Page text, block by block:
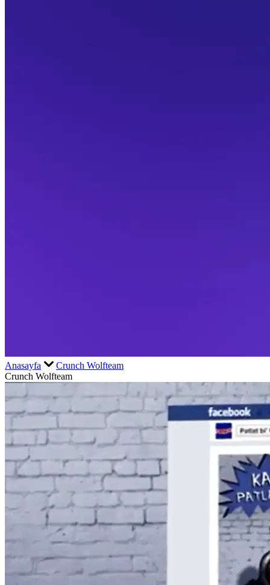
Anasayfa
Crunch Wolfteam
Crunch Wolfteam